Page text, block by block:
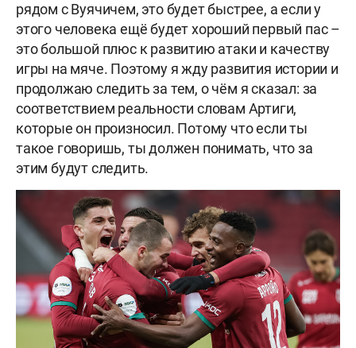
рядом с Вуячичем, это будет быстрее, а если у
этого человека ещё будет хороший первый пас –
это большой плюс к развитию атаки и качеству
игры на мяче. Поэтому я жду развития истории и
продолжаю следить за тем, о чём я сказал: за
соответствием реальности словам Артиги,
которые он произносил. Потому что если ты
такое говоришь, ты должен понимать, что за
этим будут следить.